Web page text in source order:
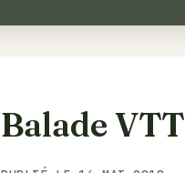
Balade VTT